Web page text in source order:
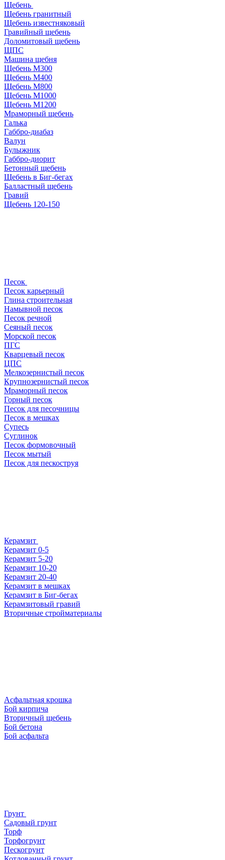
Щебень
Щебень гранитный
Щебень известняковый
Гравийный щебень
Доломитовый щебень
ЩПС
Машина щебня
Щебень М300
Щебень М400
Щебень М800
Щебень М1000
Щебень М1200
Мраморный щебень
Галька
Габбро-диабаз
Валун
Булыжник
Габбро-диорит
Бетонный щебень
Щебень в Биг-бегах
Балластный щебень
Гравий
Щебень 120-150
Песок
Песок карьерный
Глина строительная
Намывной песок
Песок речной
Сеяный песок
Морской песок
ПГС
Кварцевый песок
ЦПС
Мелкозернистый песок
Крупнозернистый песок
Мраморный песок
Горный песок
Песок для песочницы
Песок в мешках
Супесь
Суглинок
Песок формовочный
Песок мытый
Песок для пескоструя
Керамзит
Керамзит 0-5
Керамзит 5-20
Керамзит 10-20
Керамзит 20-40
Керамзит в мешках
Керамзит в Биг-бегах
Керамзитовый гравий
Вторичные стройматериалы
Асфальтная крошка
Бой кирпича
Вторичный щебень
Бой бетона
Бой асфальта
Грунт
Садовый грунт
Торф
Торфогрунт
Пескогрунт